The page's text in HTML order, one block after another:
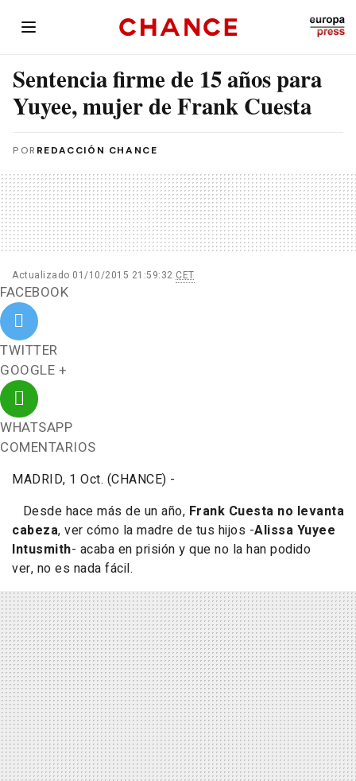
Sentencia firme de 15 años para
Yuyee, mujer de Frank Cuesta
POR REDACCIÓN CHANCE
Actualizado 01/10/2015 21:59:32 CET
FACEBOOK
TWITTER
GOOGLE +
WHATSAPP
COMENTARIOS
MADRID, 1 Oct. (CHANCE) -
Desde hace más de un año, Frank Cuesta no levanta
cabeza, ver cómo la madre de tus hijos -Alissa Yuyee
Intusmith- acaba en prisión y que no la han podido
ver, no es nada fácil.